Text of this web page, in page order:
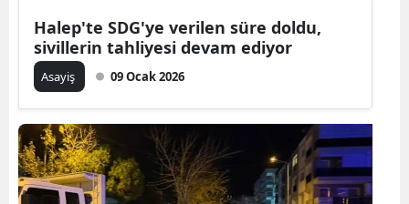
Halep'te SDG'ye verilen süre doldu,
sivillerin tahliyesi devam ediyor
Asayiş 09 Ocak 2026